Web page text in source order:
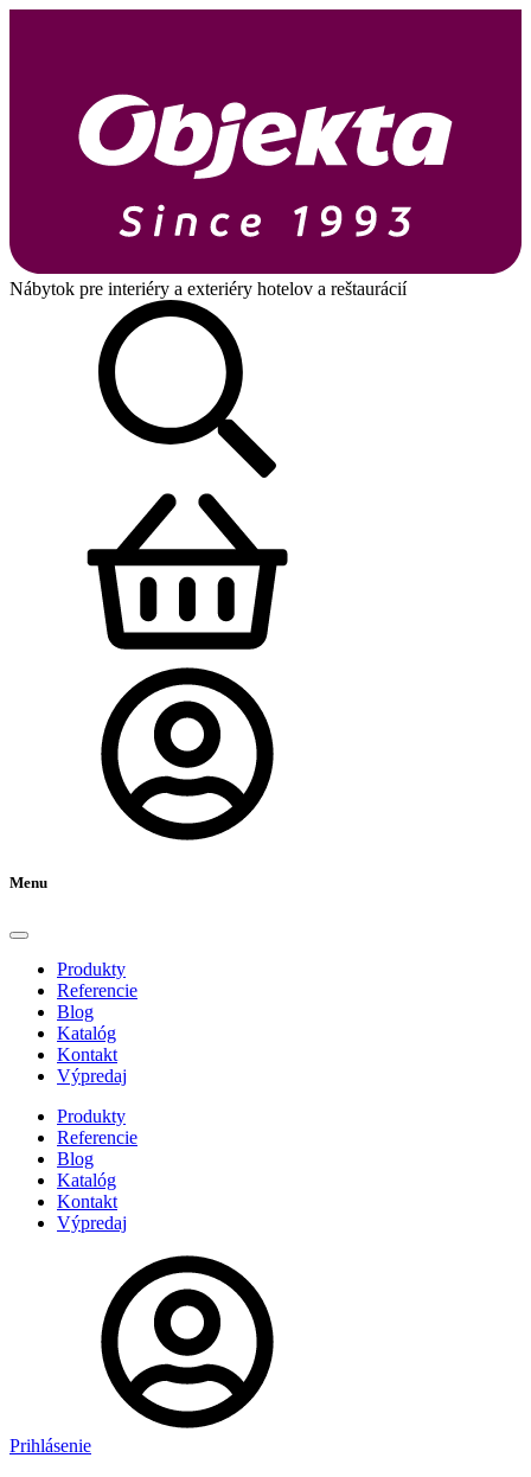
Nábytok pre interiéry a exteriéry hotelov a reštaurácií
Menu
Produkty
Referencie
Blog
Katalóg
Kontakt
Výpredaj
Produkty
Referencie
Blog
Katalóg
Kontakt
Výpredaj
Prihlásenie